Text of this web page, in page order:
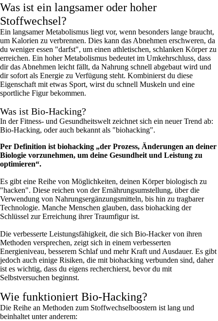
Was ist ein langsamer oder hoher
Stoffwechsel?
Ein langsamer Metabolismus liegt vor, wenn besonders lange braucht,
um Kalorien zu verbrennen. Dies kann das Abnehmen erschweren, da
du weniger essen "darfst", um einen athletischen, schlanken Körper zu
erreichen. Ein hoher Metabolismus bedeutet im Umkehrschluss, dass
dir das Abnehmen leicht fällt, da Nahrung schnell abgebaut wird und
dir sofort als Energie zu Verfügung steht. Kombinierst du diese
Eigenschaft mit etwas Sport, wirst du schnell Muskeln und eine
sportliche Figur bekommen.
Was ist Bio-Hacking?
In der Fitness- und Gesundheitswelt zeichnet sich ein neuer Trend ab:
Bio-Hacking, oder auch bekannt als "biohacking".
Per Definition ist biohacking „der Prozess, Änderungen an deiner
Biologie vorzunehmen, um deine Gesundheit und Leistung zu
optimieren“.
Es gibt eine Reihe von Möglichkeiten, deinen Körper biologisch zu
"hacken". Diese reichen von der Ernährungsumstellung, über die
Verwendung von Nahrungsergänzungsmitteln, bis hin zu tragbarer
Technologie. Manche Menschen glauben, dass biohacking der
Schlüssel zur Erreichung ihrer Traumfigur ist.
Die verbesserte Leistungsfähigkeit, die sich Bio-Hacker von ihren
Methoden versprechen, zeigt sich in einem verbesserten
Energieniveau, besserem Schlaf und mehr Kraft und Ausdauer. Es gibt
jedoch auch einige Risiken, die mit biohacking verbunden sind, daher
ist es wichtig, dass du eigens recherchierst, bevor du mit
Selbstversuchen beginnst.
Wie funktioniert Bio-Hacking?
Die Reihe an Methoden zum Stoffwechselboostern ist lang und
beinhaltet unter anderem: